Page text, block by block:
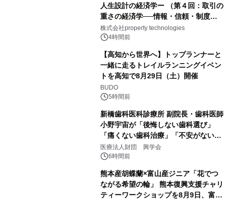
人生設計の経済学ー （第４回：取引の
重さの経済学──情報・信頼・制度を
PropTechはどう組み替えるか）｜
PropTech-Lab
株式会社property technologies
4時間前
【高知から世界へ】トップランナーと
一緒に走るトレイルランニングイベン
トを高知で8月29日（土）開催
BUDO
5時間前
新橋歯科医科診療所 副院長・歯科医師
小野宇宙が「後悔しない歯科選び」
「痛くない歯科治療」「不安がない治
療計画」をテーマに専門監修
医療法人財団 興学会
6時間前
熊本産胡蝶蘭×富山産ジニア「花でつ
ながる希望の輪」 熊本復興支援チャリ
ティーワークショップを8月9日、富